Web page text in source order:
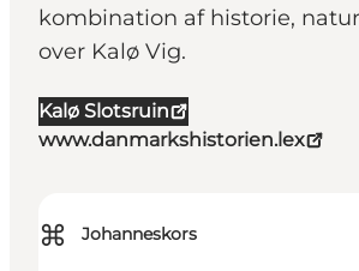
kombination af historie,
over Kalø Vig.
Kalø Slotsruin
www.danmarkshistorien.lex
⌘ Johanneskors